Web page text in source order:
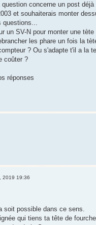
question concerne un post
et souhaiterais monter
questions...
un SV-N pour monter une
les phare un fois la
? Ou s'adapte t'il a la
coûter ?
réponses
2019 19:36
soit possible dans ce sens.
qui tiens ta tête de